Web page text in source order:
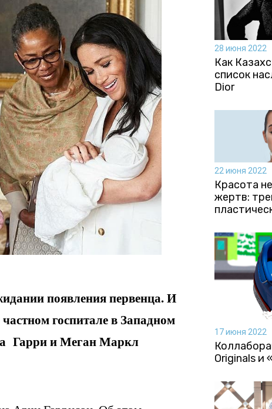
появления первенца. И
госпитале в Западном
Гарри и Меган Маркл
28 июня 2022
Как
список
Dior
22 июня 2022
Красота
жертв:
17 июня 2022
Originals